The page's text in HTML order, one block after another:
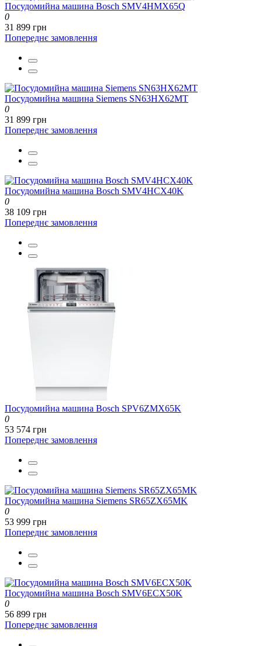
Посудомийна машина Bosch SMV4HMX65Q
0
31 899 грн
Попереднє замовлення
Посудомийна машина Siemens SN63HX62MT
0
31 899 грн
Попереднє замовлення
Посудомийна машина Bosch SMV4HCX40K
0
38 109 грн
Попереднє замовлення
Посудомийна машина Bosch SPV6ZMX65K
0
53 574 грн
Попереднє замовлення
Посудомийна машина Siemens SR65ZX65MK
0
53 999 грн
Попереднє замовлення
Посудомийна машина Bosch SMV6ECX50K
0
56 899 грн
Попереднє замовлення